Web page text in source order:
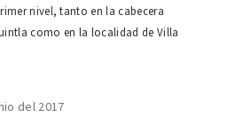
nivel, tanto en la cabecera
como en la localidad de Villa
del 2017